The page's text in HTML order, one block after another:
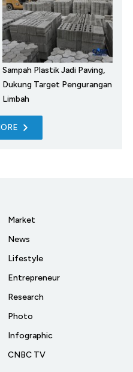
Sampah Plastik Jadi Paving,
Dukung Target Pengurangan
Limbah
Market
News
Lifestyle
Entrepreneur
Research
Photo
Infographic
CNBC TV